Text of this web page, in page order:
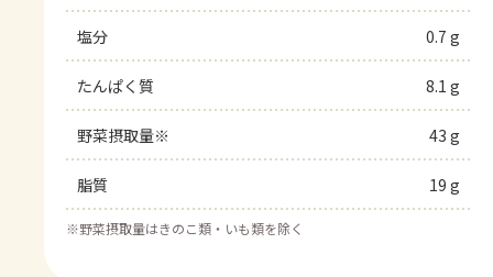
塩分 0.7 g
たんぱく質 8.1 g
野菜摂取量※ 43 g
脂質 19 g
※野菜摂取量はきのこ類・いも類を除く